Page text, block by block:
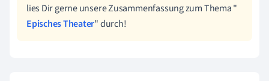
lies Dir gerne unsere Zusammenfassung zum Thema "
Episches Theater" durch!